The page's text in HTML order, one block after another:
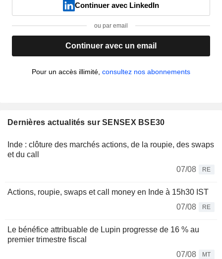
Continuer avec LinkedIn
ou par email
Continuer avec un email
Pour un accès illimité, consultez nos abonnements
Dernières actualités sur SENSEX BSE30
Inde : clôture des marchés actions, de la roupie, des swaps
et du call
07/08
RE
Actions, roupie, swaps et call money en Inde à 15h30 IST
07/08
RE
Le bénéfice attribuable de Lupin progresse de 16 % au
premier trimestre fiscal
07/08
MT